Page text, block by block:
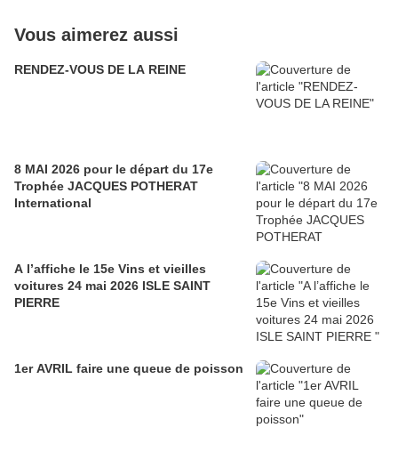
Vous aimerez aussi
RENDEZ-VOUS DE LA REINE
8 MAI 2026 pour le départ du 17e
Trophée JACQUES POTHERAT
International
A l’affiche le 15e Vins et vieilles
voitures 24 mai 2026 ISLE SAINT
PIERRE
1er AVRIL faire une queue de poisson